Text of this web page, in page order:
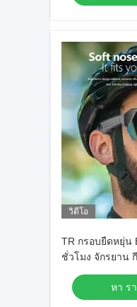
วิดีโอ
TR กรอบยืดหยุ่น
ชั่วโมง จักรยาน
หา ร